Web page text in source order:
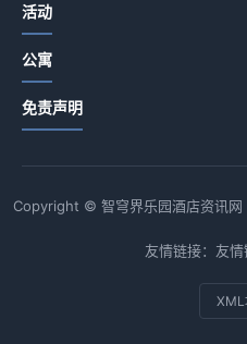
活动
公寓
免责声明
Copyright © 智穹界乐园酒店资讯网
友情链接：友情
XML